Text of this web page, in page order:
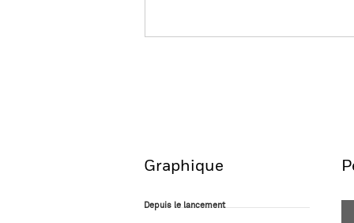
Graphique
Depuis le lancement
Depuis le lancement